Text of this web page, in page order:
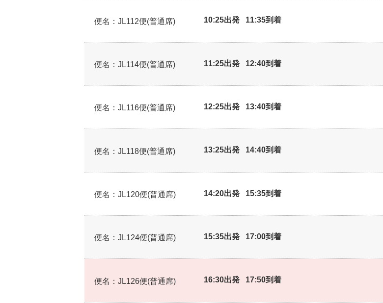
便名：JL112便(普通席) 10:25出発 11:35到着
便名：JL114便(普通席) 11:25出発 12:40到着
便名：JL116便(普通席) 12:25出発 13:40到着
便名：JL118便(普通席) 13:25出発 14:40到着
便名：JL120便(普通席) 14:20出発 15:35到着
便名：JL124便(普通席) 15:35出発 17:00到着
便名：JL126便(普通席) 16:30出発 17:50到着